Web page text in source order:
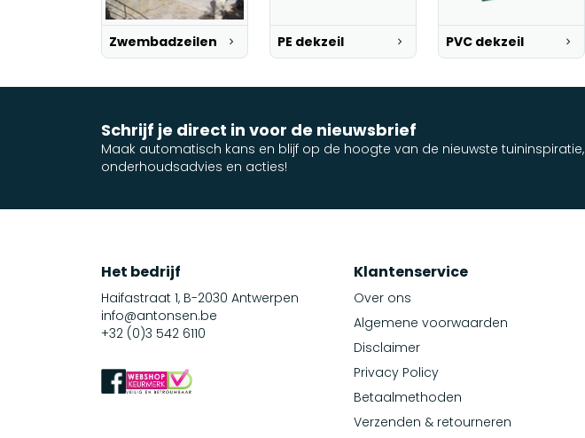
Zwembadzeilen PE dekzeil PVC dekzeil
Schrijf je direct in voor de nieuwsbrief
Maak automatisch kans en blijf op de hoogte van de nieuwste tuininspiratie,
onderhoudsadvies en acties!
Het bedrijf
Haifastraat 1, B-2030 Antwerpen
info@antonsen.be
+32 (0)3 542 6110
Klantenservice
Over ons
Algemene voorwaarden
Disclaimer
Privacy Policy
Betaalmethoden
Verzenden & retourneren